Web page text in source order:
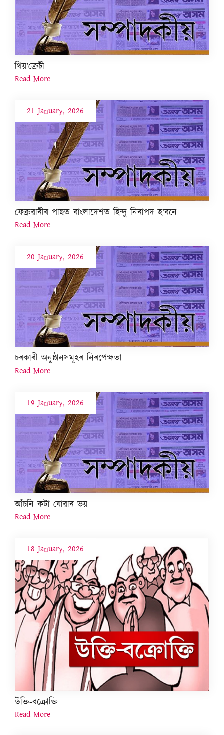
থিয়’ক্ৰেচী
Read More
21 January, 2026
ফেব্ৰুৱাৰীৰ পাছত বাংলাদেশত হিন্দু নিৰাপদ হ’বনে
Read More
20 January, 2026
চৰকাৰী অনুষ্ঠানসমূহৰ নিৰপেক্ষতা
Read More
19 January, 2026
আঁচনি কটা যোৱাৰ ভয়
Read More
18 January, 2026
উক্তি-বক্ৰোক্তি
Read More